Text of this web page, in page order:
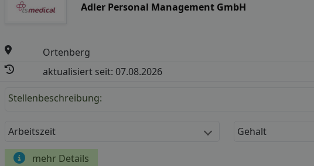
Adler Personal Management GmbH
Ortenberg
aktualisiert seit: 07.08.2026
Stellenbeschreibung:
Arbeitszeit Gehalt
mehr Details